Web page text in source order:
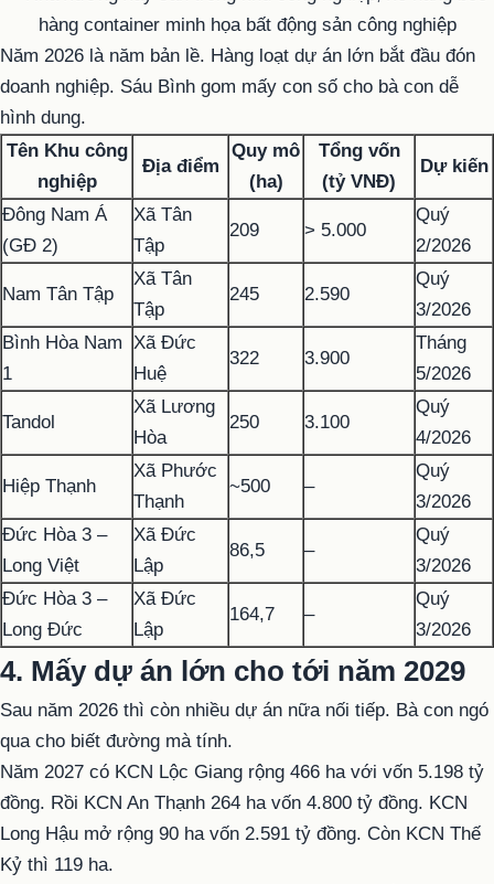
Năm 2026 là năm bản lề. Hàng loạt dự án lớn bắt đầu đón
doanh nghiệp. Sáu Bình gom mấy con số cho bà con dễ
hình dung.
Tên Khu công
nghiệp
Địa điểm
Quy mô
(ha)
Tổng vốn
(tỷ VNĐ)
Dự kiến
Đông Nam Á
(GĐ 2)
Xã Tân
Tập
209 > 5.000
Quý
2/2026
Nam Tân Tập
Xã Tân
Tập
245 2.590
Quý
3/2026
Bình Hòa Nam
1
Xã Đức
Huệ
322 3.900
Tháng
5/2026
Tandol
Xã Lương
Hòa
250 3.100
Quý
4/2026
Hiệp Thạnh
Xã Phước
Thạnh
~500 –
Quý
3/2026
Đức Hòa 3 –
Long Việt
Xã Đức
Lập
86,5 –
Quý
3/2026
Đức Hòa 3 –
Long Đức
Xã Đức
Lập
164,7 –
Quý
3/2026
4. Mấy dự án lớn cho tới năm 2029
Sau năm 2026 thì còn nhiều dự án nữa nối tiếp. Bà con ngó
qua cho biết đường mà tính.
Năm 2027 có KCN Lộc Giang rộng 466 ha với vốn 5.198 tỷ
đồng. Rồi KCN An Thạnh 264 ha vốn 4.800 tỷ đồng. KCN
Long Hậu mở rộng 90 ha vốn 2.591 tỷ đồng. Còn KCN Thế
Kỷ thì 119 ha.